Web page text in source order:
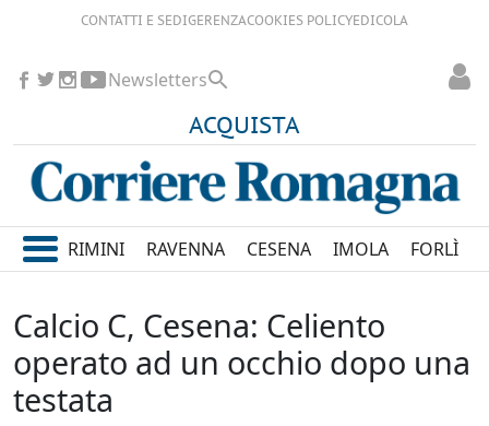
CONTATTI E SEDIGERENZACOOKIES POLICYEDICOLA
ACQUISTA
Newsletters
RIMINI RAVENNA CESENA IMOLA FORLÌ
Calcio C, Cesena: Celiento
operato ad un occhio dopo una
testata